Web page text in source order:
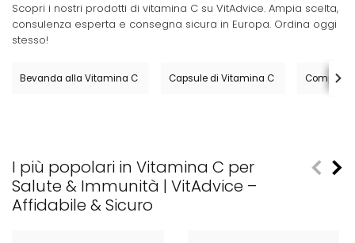
Scopri i nostri prodotti di vitamina C su VitAdvice. Ampia scelta,
consulenza esperta e consegna sicura in Europa. Ordina oggi
stesso!
Bevanda alla Vitamina C Capsule di Vitamina C
I più popolari in Vitamina C per
Salute & Immunità | VitAdvice –
Affidabile & Sicuro